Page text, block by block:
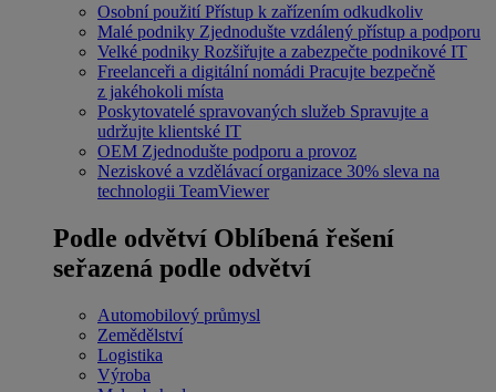
Osobní použití Přístup k zařízením odkudkoliv
Malé podniky Zjednodušte vzdálený přístup a podporu
Velké podniky Rozšiřujte a zabezpečte podnikové IT
Freelanceři a digitální nomádi Pracujte bezpečně
z jakéhokoli místa
Poskytovatelé spravovaných služeb Spravujte a
udržujte klientské IT
OEM Zjednodušte podporu a provoz
Neziskové a vzdělávací organizace 30% sleva na
technologii TeamViewer
Podle odvětví Oblíbená řešení
seřazená podle odvětví
Automobilový průmysl
Zemědělství
Logistika
Výroba